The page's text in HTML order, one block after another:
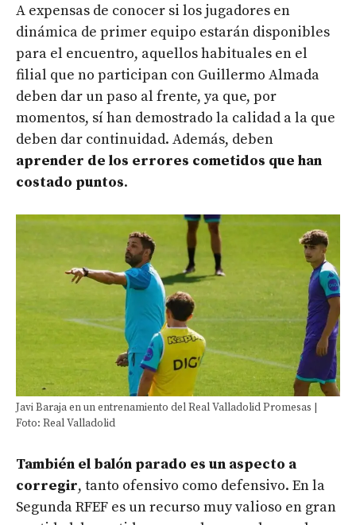
A expensas de conocer si los jugadores en
dinámica de primer equipo estarán disponibles
para el encuentro, aquellos habituales en el
filial que no participan con Guillermo Almada
deben dar un paso al frente, ya que, por
momentos, sí han demostrado la calidad a la que
deben dar continuidad. Además, deben
aprender de los errores cometidos que han
costado puntos.
Javi Baraja en un entrenamiento del Real Valladolid Promesas |
Foto: Real Valladolid
También el balón parado es un aspecto a
corregir, tanto ofensivo como defensivo. En la
Segunda RFEF es un recurso muy valioso en gran